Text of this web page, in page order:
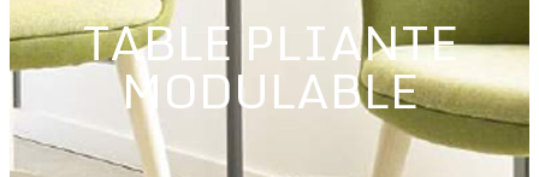
TABLE PLIANTE
MODULABLE